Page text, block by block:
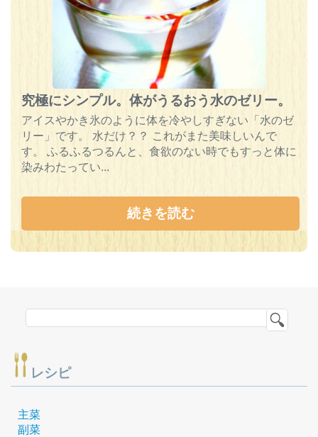
究極にシンプル。体がうるおう水のゼリー。
アイスやかき氷のように体を冷やしすぎない「水のゼ
リー」です。 水だけ？？ これがまた美味しいんで
す。 ふるふるつるんと、食欲のない時でもすっと体に
染みわたってい...
続きを読む
レシピ
主菜
副菜